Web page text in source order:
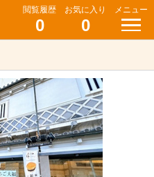
閲覧履歴
0
お気に入り
0
メニュー